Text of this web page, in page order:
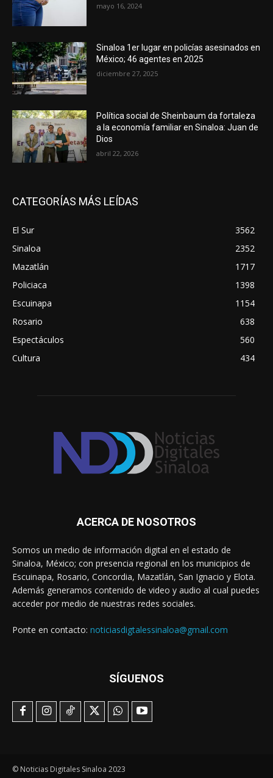
mayo 16, 2024
Sinaloa 1er lugar en policías asesinados en
México; 46 agentes en 2025
diciembre 27, 2025
Política social de Sheinbaum da fortaleza
a la economía familiar en Sinaloa: Juan de
Dios
abril 22, 2026
CATEGORÍAS MÁS LEÍDAS
El Sur
3562
Sinaloa
2352
Mazatlán
1717
Policiaca
1398
Escuinapa
1154
Rosario
638
Espectáculos
560
Cultura
434
ACERCA DE NOSOTROS
Somos un medio de información digital en el estado de
Sinaloa, México; con presencia regional en los municipios de
Escuinapa, Rosario, Concordia, Mazatlán, San Ignacio y Elota.
Además generamos contenido de video y audio al cual puedes
acceder por medio de nuestras redes sociales.
Ponte en contacto: noticiasdigtalessinaloa@gmail.com
SÍGUENOS
© Noticias Digitales Sinaloa 2023